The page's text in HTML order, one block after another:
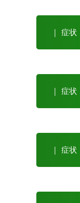
｜ 症状
｜ 症状
｜ 症状